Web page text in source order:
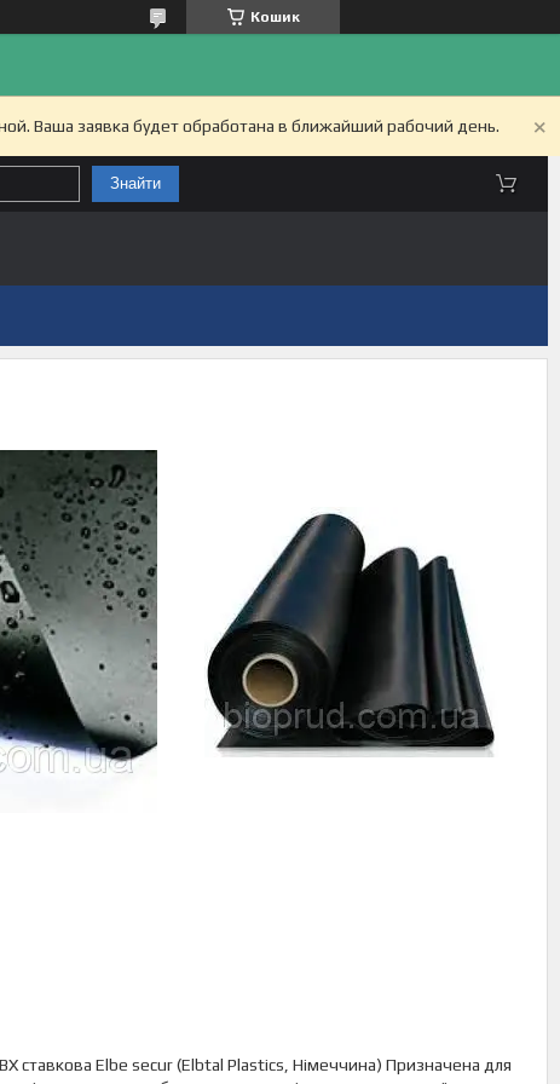
Кошик
Ваша заявка будет обработана в ближайший рабочий день.
Знайти
ставкова Elbe secur (Elbtal Plastics, Німеччина) Призначена для